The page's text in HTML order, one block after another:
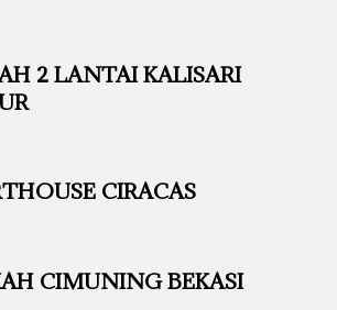
2 LANTAI KALISARI
CIRACAS
CIMUNING BEKASI